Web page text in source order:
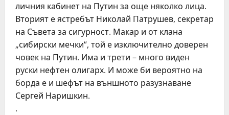
личния кабинет на Путин за още няколко лица.
Вторият е ястребът Николай Патрушев, секретар
на Съвета за сигурност. Макар и от клана
„сибирски мечки“, той е изключително доверен
човек на Путин. Има и трети – много виден
руски нефтен олигарх. И може би вероятно на
борда е и шефът на външното разузнаване
Сергей Наришкин.
.